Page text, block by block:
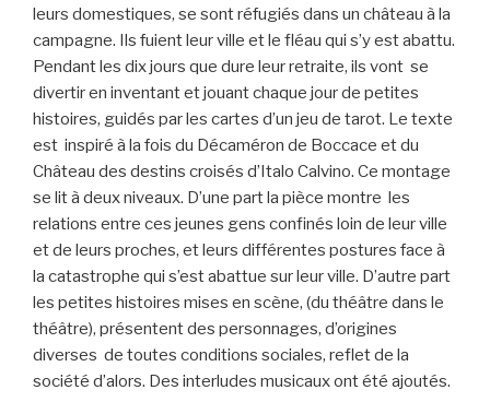
leurs domestiques, se sont réfugiés dans un château à la
campagne. Ils fuient leur ville et le fléau qui s’y est abattu.
Pendant les dix jours que dure leur retraite, ils vont se
divertir en inventant et jouant chaque jour de petites
histoires, guidés par les cartes d’un jeu de tarot. Le texte
est inspiré à la fois du Décaméron de Boccace et du
Château des destins croisés d’Italo Calvino. Ce montage
se lit à deux niveaux. D’une part la pièce montre les
relations entre ces jeunes gens confinés loin de leur ville
et de leurs proches, et leurs différentes postures face à
la catastrophe qui s’est abattue sur leur ville. D’autre part
les petites histoires mises en scène, (du théâtre dans le
théâtre), présentent des personnages, d’origines
diverses de toutes conditions sociales, reflet de la
société d’alors. Des interludes musicaux ont été ajoutés.